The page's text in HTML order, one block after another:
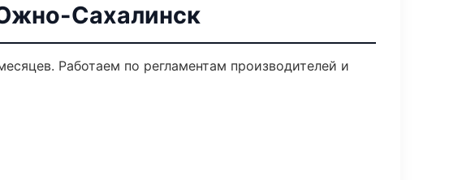
Сахалинск
Работаем по регламентам производителей и